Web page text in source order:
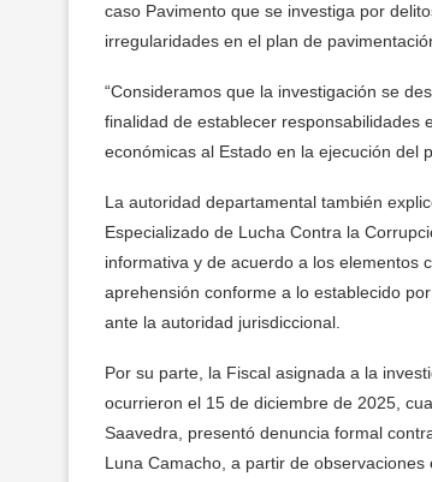
caso Pavimento que se investiga por
irregularidades en el plan de
“Consideramos que la investigación se
finalidad de establecer responsabilidades
económicas al Estado en la ejecución del
La autoridad departamental también
Especializado de Lucha Contra la
informativa y de acuerdo a los elementos
aprehensión conforme a lo establecido
ante la autoridad jurisdiccional.
Por su parte, la Fiscal asignada a la
ocurrieron el 15 de diciembre de 2025,
Saavedra, presentó denuncia formal
Luna Camacho, a partir de